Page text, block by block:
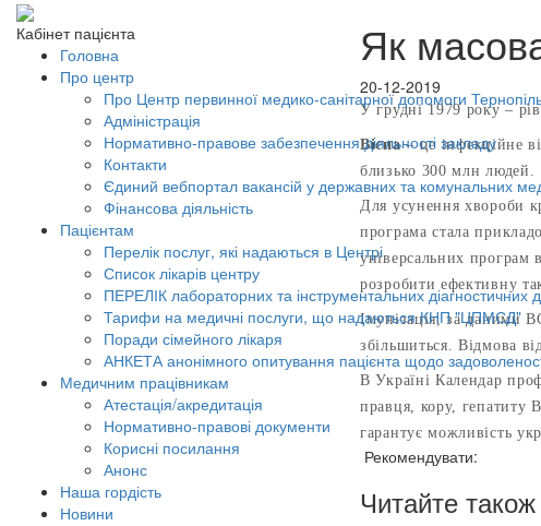
Кабінет пацієнта
Головна
Про центр
Про Центр первинної медико-санітарної допомоги
Адміністрація
Нормативно-правове забезпечення діяльності закладу
Контакти
Єдиний вебпортал вакансій у державних та комунальних
Фінансова діяльність
Пацієнтам
Перелік послуг, які надаються в Центрі
Список лікарів центру
ПЕРЕЛІК лабораторних та інструментальних діагностичних
Тарифи на медичні послуги, що надаються КНП "ЦПМСД"
Поради сімейного лікаря
АНКЕТА анонімного опитування пацієнта щодо
Медичним працівникам
Атестація/акредитація
Нормативно-правові документи
Корисні посилання
Анонс
Наша гордість
Новини
Як
20-12-2019
У грудні 1979 року –
Віспа– це інфекційне
близько 300 млн людей.
Для усунення хвороби
програма стала
універсальних програм
розробити ефективну
Імунізація, за даними
збільшиться. Відмова
В Україні Календар
правця, кору, гепатиту
гарантує можливість
Рекомендувати:
Читайте також